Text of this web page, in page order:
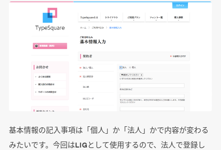
基本情報の記入事項は「個人」か「法人」かで内容が変わる
みたいです。今回はLIGとして使用するので、法人で登録し